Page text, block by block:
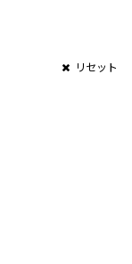
リセット